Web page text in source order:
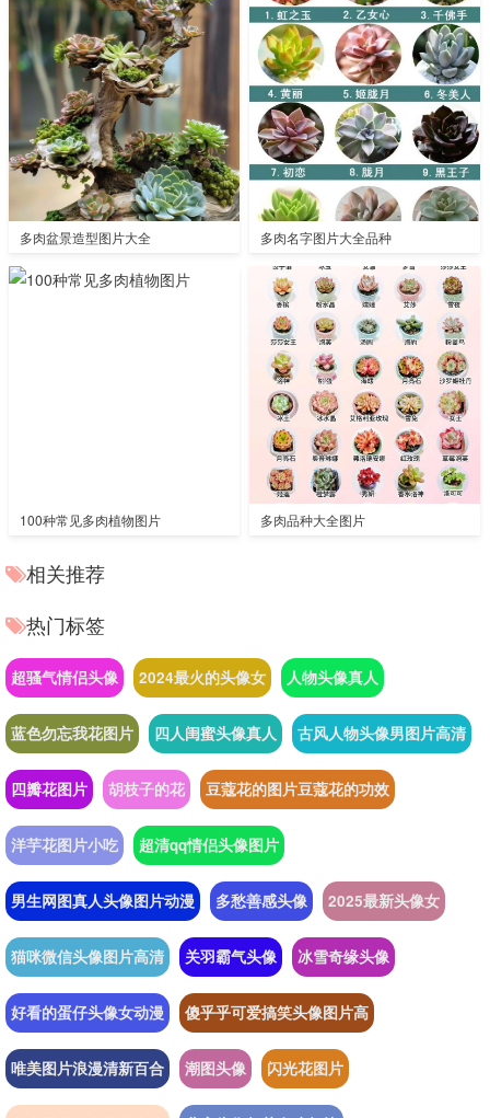
多肉盆景造型图片大全 多肉名字图片大全品种
100种常见多肉植物图片 多肉品种大全图片
相关推荐
热门标签
超骚气情侣头像 2024最火的头像女 人物头像真人
蓝色勿忘我花图片 四人闺蜜头像真人 古风人物头像男图片高清
四瓣花图片 胡枝子的花 豆蔻花的图片豆蔻花的功效
洋芋花图片小吃 超清qq情侣头像图片
男生网图真人头像图片动漫 多愁善感头像 2025最新头像女
猫咪微信头像图片高清 关羽霸气头像 冰雪奇缘头像
好看的蛋仔头像女动漫 傻乎乎可爱搞笑头像图片高
唯美图片浪漫清新百合 潮图头像 闪光花图片